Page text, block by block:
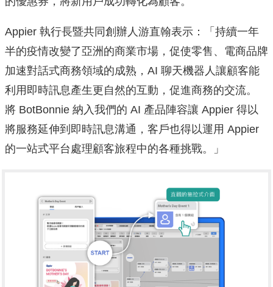
Appier 執行長暨共同創辦人游直翰表示：「 持續一年
半的疫情改變了亞洲的商業市場，促使零售、 電商品牌
加速對話式商務領域的成熟，AI 聊天機器人讓顧客能
利用即時訊息產生更自然的互動， 促進商務的交流。
將 BotBonnie 納入我們的 AI 產品陣容讓 Appier 得以
將服務延伸到即時訊息溝通，客戶也得以運用 Appier
的一站式平台處理顧客旅程中的各種挑戰。」